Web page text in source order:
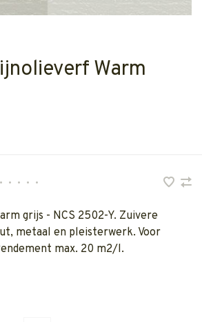
Warm
• • • • •
grijs - NCS 2502-Y. Zuivere
metaal en pleisterwerk. Voor
max. 20 m2/l.